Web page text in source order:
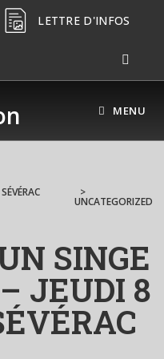
LETTRE D'INFOS
MENU
>
UNCATEGORIZED
SINGE
JEUDI 8